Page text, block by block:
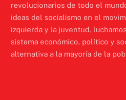
revolucionarios de todo el
ideas del socialismo en el
izquierda y la juventud,
sistema económico, político y
alternativa a la mayoría de la